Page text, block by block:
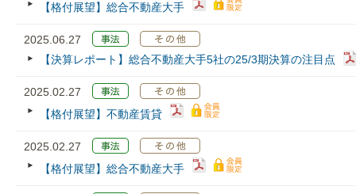
【格付展望】総合不動産大手
2025.06.27
【決算レポート】総合不動産大手5社の25/3期決算の注目点
2025.02.27
【格付展望】不動産賃貸
2025.02.27
【格付展望】総合不動産大手